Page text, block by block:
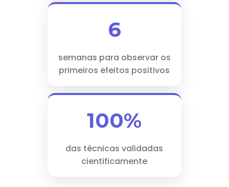
6
semanas para observar os
primeiros efeitos positivos
100%
das técnicas validadas
cientificamente